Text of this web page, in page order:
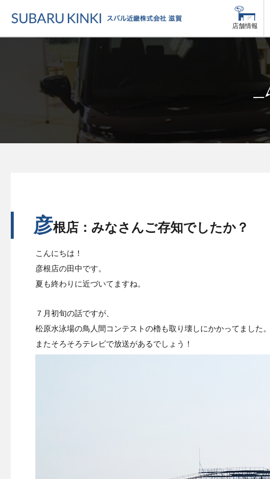
店舗情報
店舗情報 店舗一覧
地域でさがす
地図でさがす
試乗車でさがす
カーラインアップ
カーラインアップ一覧
乗用車
軽自動車
メンテナンス・サービス
メンテナンス・サービストップ
車検・定期点検をする
カーケアをする
彦根店：みなさんご存知でしたか？
こんにちは！
彦根店の田中です。
夏も終わりに近づいてますね。
７月初旬の話ですが、
松原水泳場の鳥人間コンテストの櫓も取り壊しにかかってました。
またそろそろテレビで放送があるでしょう！